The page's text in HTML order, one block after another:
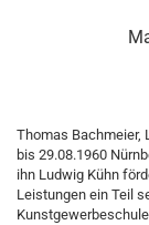
Thomas Bachmeier,
bis 29.08.1960
ihn Ludwig Kühn
Leistungen ein Teil